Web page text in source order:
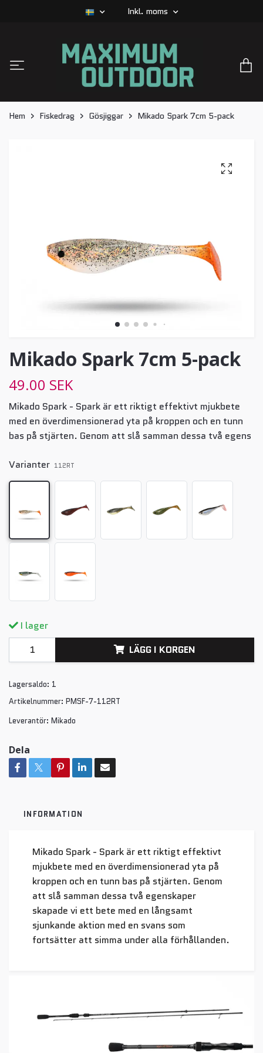
Inkl. moms
Hem Fiskedrag Gösjiggar Mikado Spark 7cm 5-pack
Mikado Spark 7cm 5-pack
49.00 SEK
Mikado Spark - Spark är ett riktigt effektivt mjukbete
med en överdimensionerad yta på kroppen och en tunn
bas på stjärten. Genom att slå samman dessa två egens
Varianter 112RT
I lager
LÄGG I KORGEN
Lagersaldo: 1
Artikelnummer: PMSF-7-112RT
Leverantör: Mikado
Dela
INFORMATION
Mikado Spark - Spark är ett riktigt effektivt
mjukbete med en överdimensionerad yta på
kroppen och en tunn bas på stjärten. Genom
att slå samman dessa två egenskaper
skapade vi ett bete med en långsamt
sjunkande aktion med en svans som
fortsätter att simma under alla förhållanden.